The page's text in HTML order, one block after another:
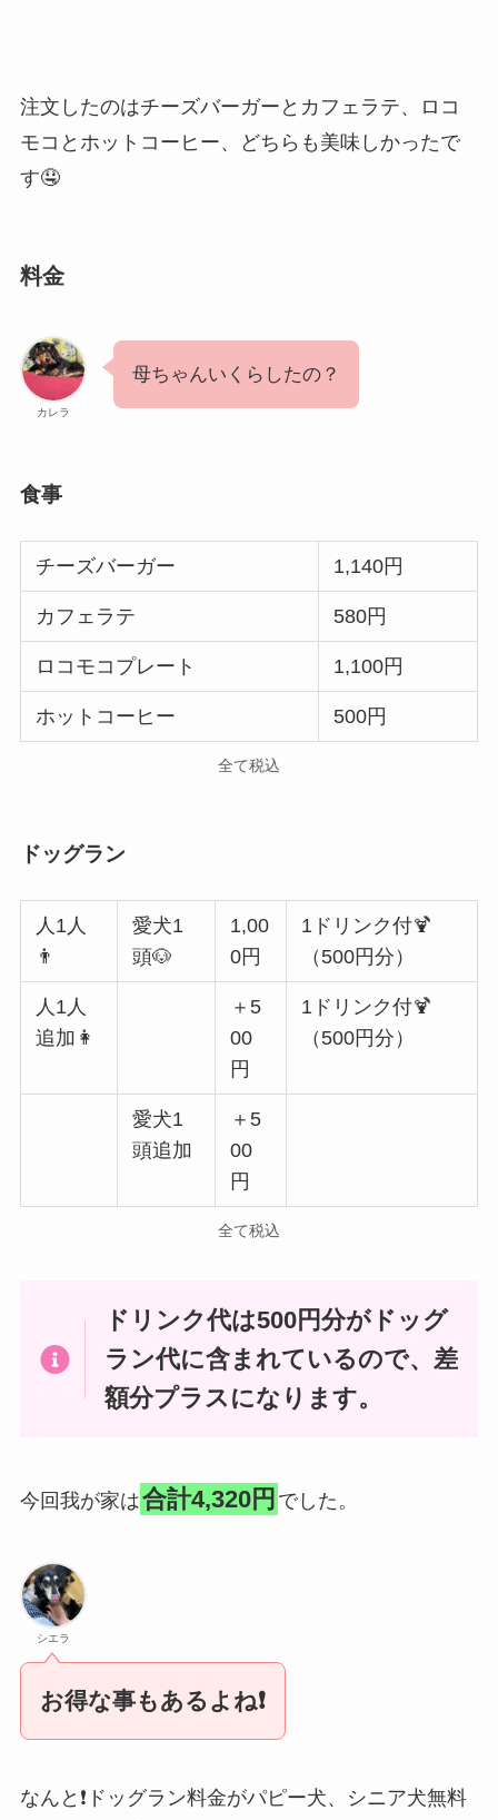
注文したのはチーズバーガーとカフェラテ、ロコ
モコとホットコーヒー、どちらも美味しかったで
す🤤
料金
カレラ
母ちゃんいくらしたの？
食事
チーズバーガー 1,140円
カフェラテ 580円
ロコモコプレート 1,100円
ホットコーヒー 500円
全て税込
ドッグラン
人1人
👨
愛犬1
頭🐶
1,00
0円
1ドリンク付🍹
（500円分）
人1人
追加👩
＋5
00
円
1ドリンク付🍹
（500円分）
愛犬1
頭追加
＋5
00
円
全て税込
ドリンク代は500円分がドッグ
ラン代に含まれているので、差
額分プラスになります。
今回我が家は合計4,320円 でした。
シエラ
お得な事もあるよね❗️
なんと❗️ドッグラン料金がパピー犬、シニア犬無料